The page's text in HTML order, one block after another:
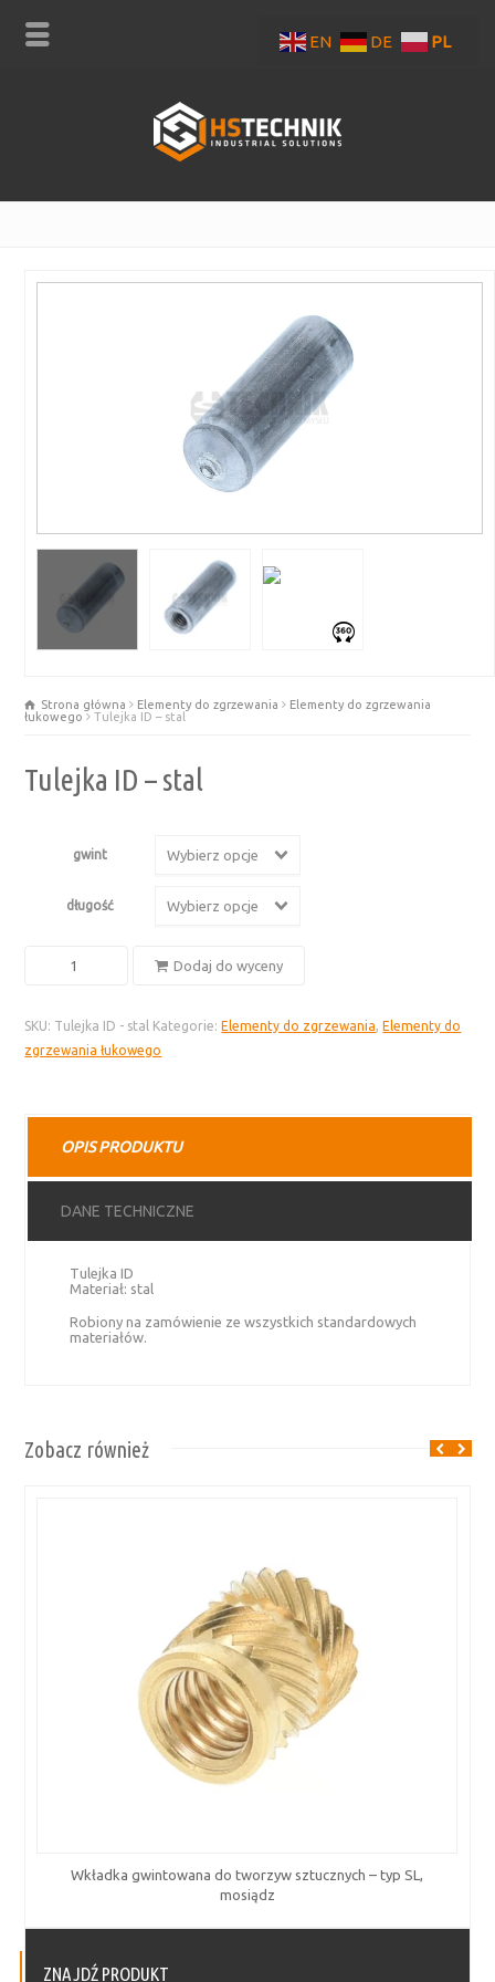
Strona główna Elementy do zgrzewania
Elementy do zgrzewania
łukowego
Tulejka ID – stal
Tulejka ID – stal
gwint Wybierz opcje
długość Wybierz opcje
-
stal
Dodaj do wyceny
SKU: Tulejka ID - stal Kategorie:Elementy do zgrzewania,Elementy do
zgrzewania łukowego
OPIS PRODUKTU
DANE TECHNICZNE
Tulejka ID
Materiał: stal
Robiony na zamówienie ze wszystkich standardowych
materiałów.
Zobacz również
Wkładka gwintowana do tworzyw sztucznych – typ SL,
mosiądz
ZNAJDŹ PRODUKT
EN DE PL